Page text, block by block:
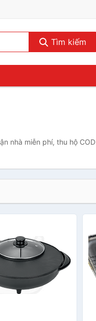
Tìm kiếm
nhà miễn phí, thu hộ COD